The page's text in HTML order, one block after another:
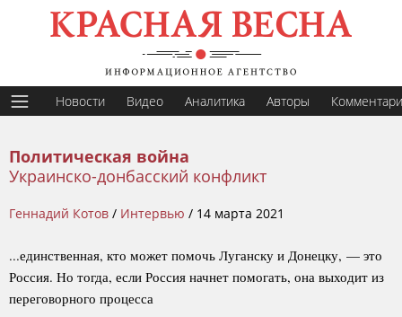
Новости Видео Аналитика Авторы
Политическая война
Украинско-донбасский конфликт
Геннадий Котов / Интервью / 14 марта 2021
...единственная, кто может помочь Луганску и Донецку, — это
Россия. Но тогда, если Россия начнет помогать, она выходит из
переговорного процесса